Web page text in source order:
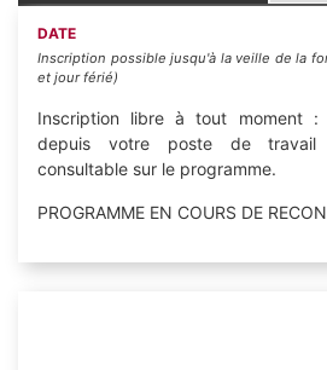
DATE
Inscription possible jusqu'à la veille de la
et jour férié)
Inscription libre à tout moment :
depuis votre poste de travail
consultable sur le programme.
PROGRAMME EN COURS DE